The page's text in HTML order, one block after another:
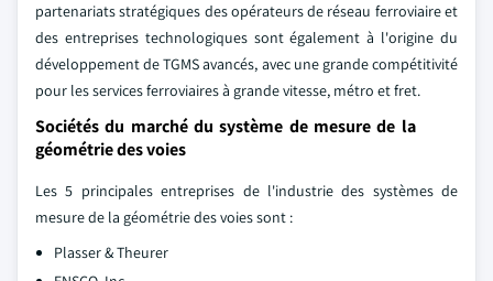
partenariats stratégiques des opérateurs de réseau ferroviaire et
des entreprises technologiques sont également à l'origine du
développement de TGMS avancés, avec une grande compétitivité
pour les services ferroviaires à grande vitesse, métro et fret.
Sociétés du marché du système de mesure de la
géométrie des voies
Les 5 principales entreprises de l'industrie des systèmes de
mesure de la géométrie des voies sont :
Plasser & Theurer